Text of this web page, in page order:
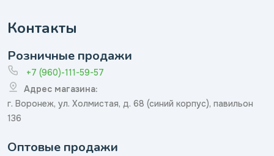
Контакты
Розничные продажи
+7 (960)-111-59-57
Адрес магазина:
г. Воронеж, ул. Холмистая, д. 68 (синий корпус), павильон
136
Оптовые продажи